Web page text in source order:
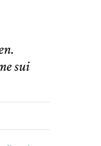
sui